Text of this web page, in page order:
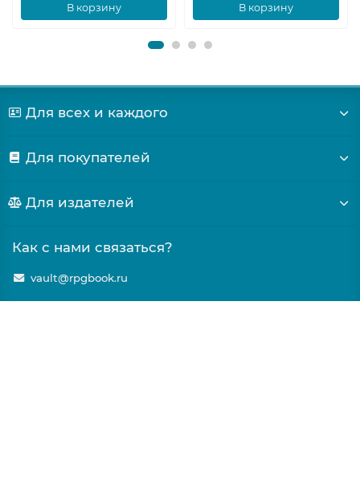
В корзину В корзину
Для всех и каждого
Для покупателей
Для издателей
Как с нами связаться?
vault@rpgbook.ru